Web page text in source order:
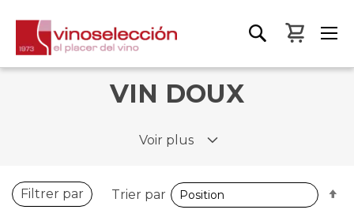
Mon
VIN DOUX
Voir plus
Filtrer par Trier par